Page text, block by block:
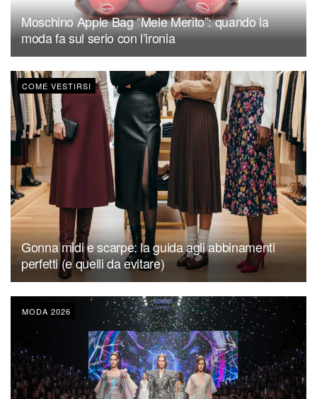
Moschino Apple Bag “Mele Merito”: quando la
moda fa sul serio con l’ironia
COME VESTIRSI
Gonna midi e scarpe: la guida agli abbinamenti
perfetti (e quelli da evitare)
MODA 2026